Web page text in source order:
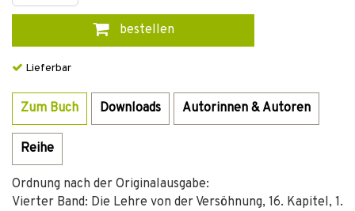
bestellen
Lieferbar
Zum Buch Downloads Autorinnen & Autoren
Reihe
Ordnung nach der Originalausgabe:
Vierter Band: Die Lehre von der Versöhnung, 16. Kapitel, 1.